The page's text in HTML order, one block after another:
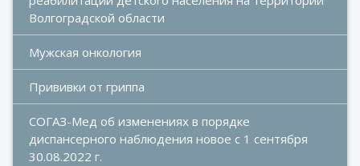
Волгоградской области
Мужская онкология
Прививки от гриппа
СОГАЗ-Мед об изменениях в порядке
диспансерного наблюдения новое с 1 сентября
30.08.2022 г.